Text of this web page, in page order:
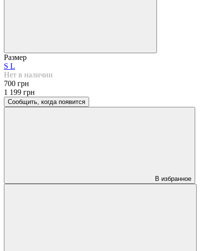
Размер
S L
Нет в наличии
700 грн
1 199 грн
Сообщить, когда появится
В избранное